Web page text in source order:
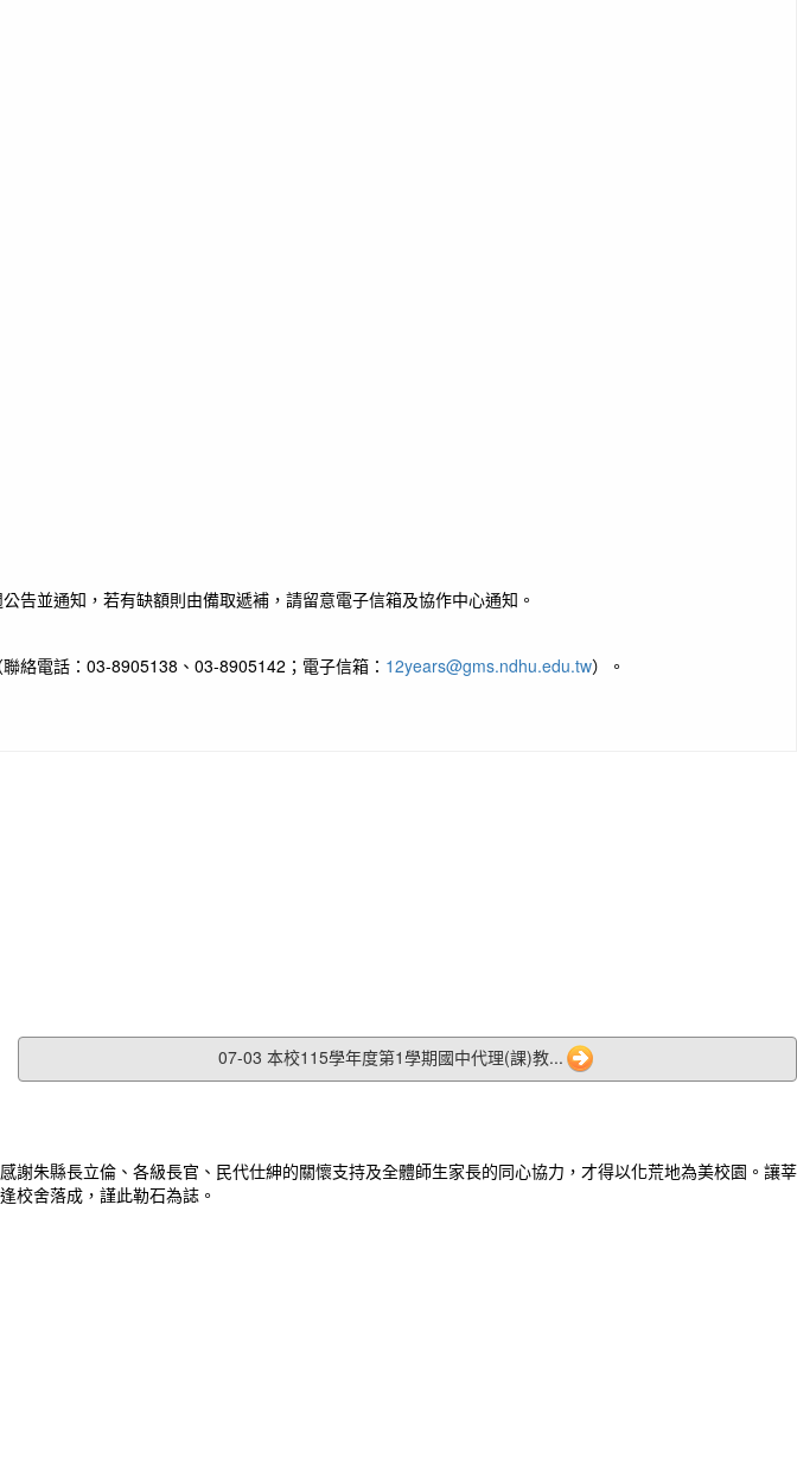
告並通知，若有缺額則由備取遞補，請留意電子信箱及協作中心通知。
絡電話：03-8905138、03-8905142；電子信箱： 12years@gms.ndhu.edu.tw）。
07-03 本校115學年度第1學期國中代理(課)教...
朱縣長立倫、各級長官、民代仕紳的關懷支持及全體師生家長的同心協力，才得以化荒地為美校園。讓莘
校舍落成，謹此勒石為誌。